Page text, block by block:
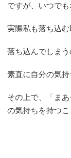
ですが、いつで
実際私も落ち込む
落ち込んでしまう
素直に自分の気持
その上で、「ま
の気持ちを持つこ